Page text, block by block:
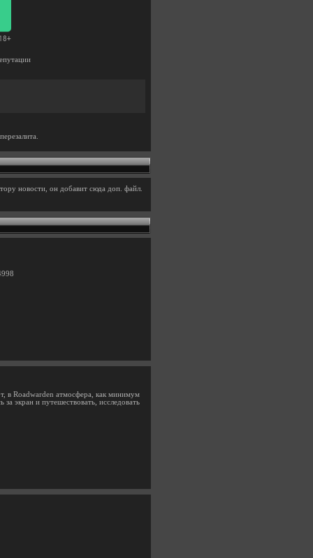
новости, он добавит сюда доп. файл.
в Roadwarden атмосфера, как минимум
экран и путешествовать, исследовать